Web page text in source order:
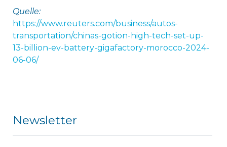
Quelle:
https://www.reuters.com/business/autos-
transportation/chinas-gotion-high-tech-set-up-
13-billion-ev-battery-gigafactory-morocco-2024-
06-06/
Newsletter